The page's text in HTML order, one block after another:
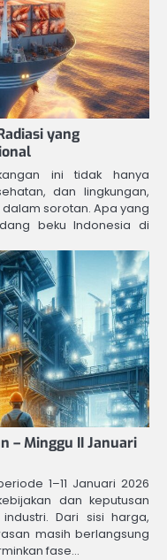
yang
ini tidak hanya
dan lingkungan,
sorotan. Apa yang
beku Indonesia di
– Minggu II Januari
1–11 Januari 2026
dan keputusan
Dari sisi harga,
masih berlangsung
fase…